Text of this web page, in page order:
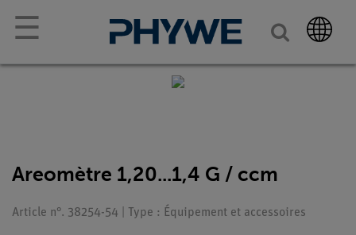
☰
Areomètre 1,20...1,4 G / ccm
Article n°. 38254-54 | Type : Équipement et accessoires